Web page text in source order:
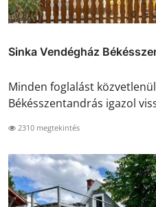
Sinka Vendégház
Minden foglalást
Békésszentandrás igazol
2310 megtekintés